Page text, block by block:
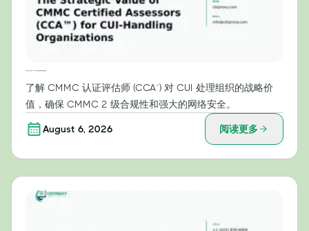
了解 CMMC 认证评估师 (CCA™) 对 CUI 处理组织的战略价
值，确保 CMMC 2 级合规性和强大的网络安全。
August 6, 2026 阅读更多